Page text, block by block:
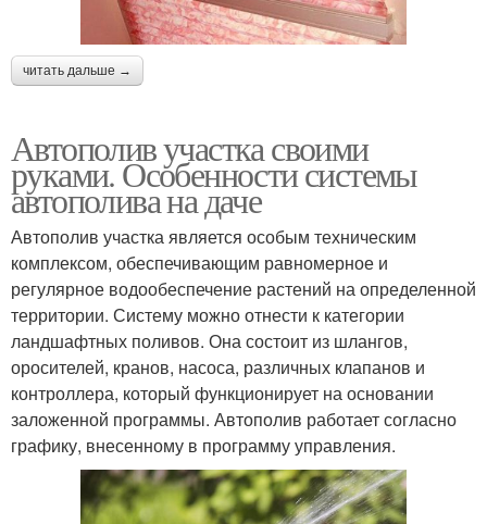
читать дальше →
Автополив участка своими
руками. Особенности системы
автополива на даче
Автополив участка является особым техническим
комплексом, обеспечивающим равномерное и
регулярное водообеспечение растений на определенной
территории. Систему можно отнести к категории
ландшафтных поливов. Она состоит из шлангов,
оросителей, кранов, насоса, различных клапанов и
контроллера, который функционирует на основании
заложенной программы. Автополив работает согласно
графику, внесенному в программу управления.